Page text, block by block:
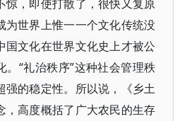
惊，即使打散了，很快又复原
为世界上惟一一个文化传统没
国文化在世界文化史上才被公
。“礼治秩序”这种社会管理秩
强的稳定性。所以说，《乡土
，高度概括了广大农民的生存